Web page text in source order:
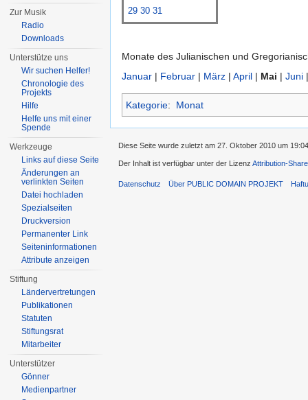
29 30 31
Monate des Julianischen und
Januar | Februar | März | April | Mai | Juni
Kategorie: Monat
Zur Musik
Radio
Downloads
Unterstütze uns
Wir suchen Helfer!
Chronologie des
Projekts
Hilfe
Helfe uns mit einer
Spende
Werkzeuge
Links auf diese Seite
Änderungen an
verlinkten Seiten
Datei hochladen
Spezialseiten
Druckversion
Permanenter Link
Seiten­informationen
Attribute anzeigen
Stiftung
Ländervertretungen
Publikationen
Statuten
Stiftungsrat
Mitarbeiter
Unterstützer
Gönner
Medienpartner
Diese Seite wurde zuletzt am 27. Oktober 2010 um
Der Inhalt ist verfügbar unter der Lizenz Attribution-
Datenschutz Über PUBLIC DOMAIN PROJEKT